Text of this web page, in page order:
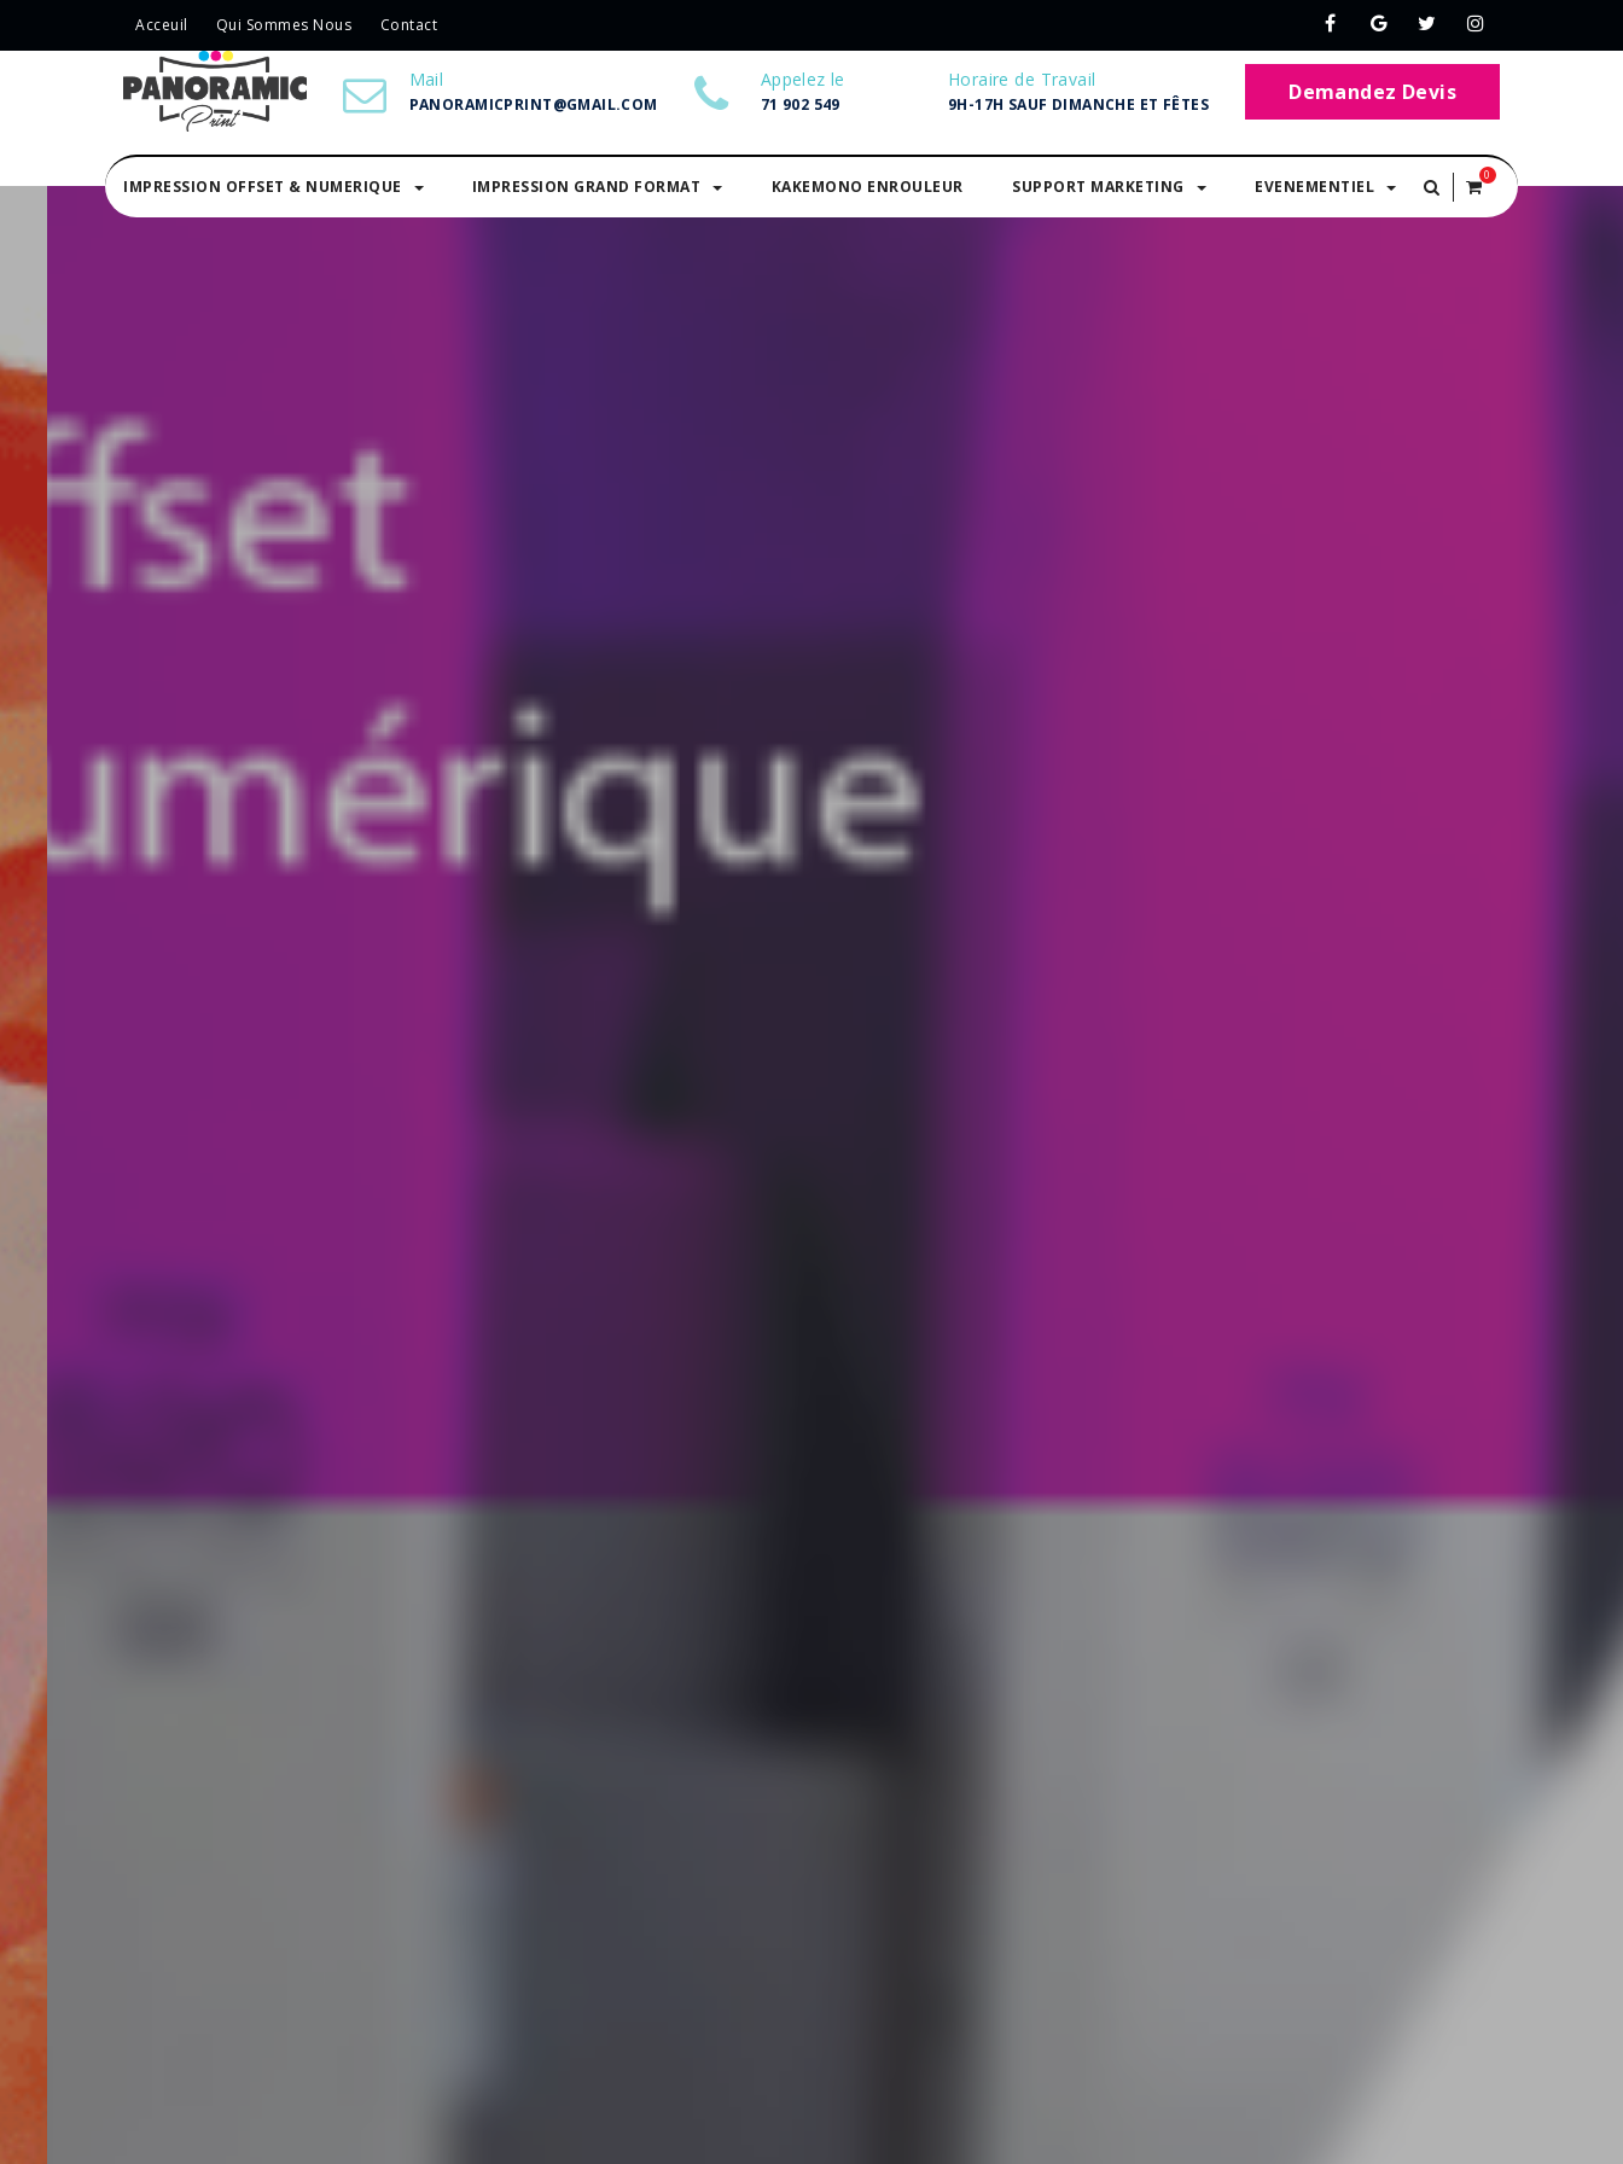
Acceuil Qui Sommes Nous Contact
Mail
PANORAMICPRINT@GMAIL.COM
Appelez le
71 902 549
Horaire de Travail
9H-17H SAUF DIMANCHE ET FÊTES Demandez Devis
IMPRESSION OFFSET & NUMERIQUE IMPRESSION GRAND FORMAT KAKEMONO ENROULEUR SUPPORT MARKETING EVENEMENTIEL
0